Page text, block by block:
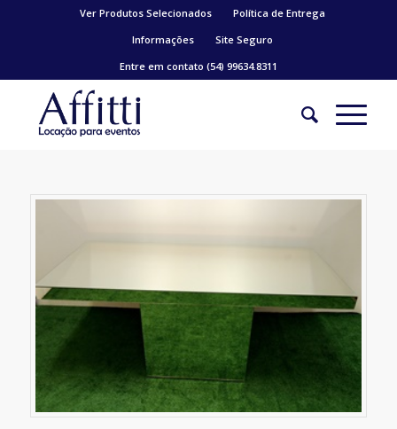
Ver Produtos Selecionados
Política de Entrega
Informações
Site Seguro
Entre em contato (54) 99634.8311